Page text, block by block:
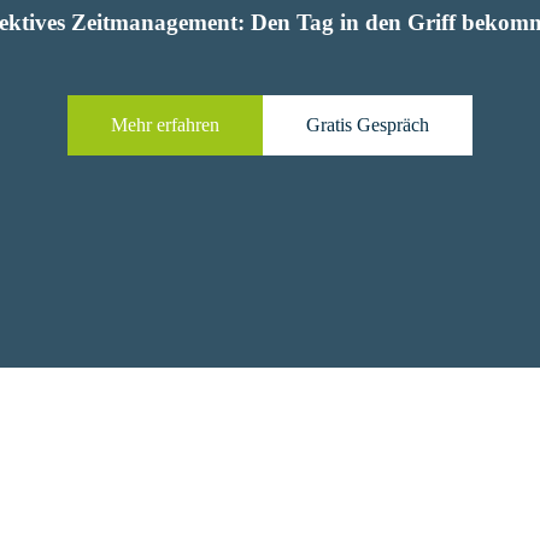
Zeitmanagement: Den Tag in den Griff
Mehr erfahren Gratis Gespräch